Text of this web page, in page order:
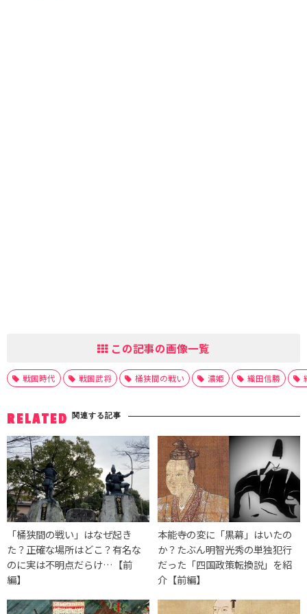
この記事の画像一覧
戦国時代 戦国武将 桶狭間の戦い 濃姫 織田信勝
RELATED 関連する記事
「桶狭間の戦い」はなぜ起き
た？正確な場所はどこ？有名な
のに実は不明点だらけ…【前
編】
本能寺の変に「黒幕」はいたの
か？たぶん明智光秀の単独犯行
だった「四国政策転換説」を紹
介【前編】